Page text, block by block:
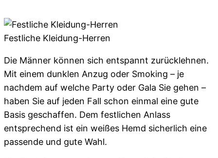
Festliche Kleidung-Herren
Die Männer können sich entspannt zurücklehnen.
Mit einem dunklen Anzug oder Smoking – je
nachdem auf welche Party oder Gala Sie gehen –
haben Sie auf jeden Fall schon einmal eine gute
Basis geschaffen. Dem festlichen Anlass
entsprechend ist ein weißes Hemd sicherlich eine
passende und gute Wahl.